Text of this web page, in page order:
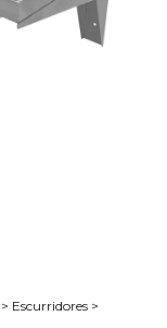
> Escurridores >